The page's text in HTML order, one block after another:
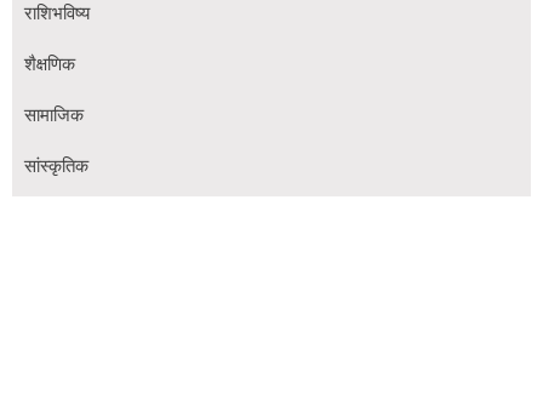
राशिभविष्य
शैक्षणिक
सामाजिक
सांस्कृतिक